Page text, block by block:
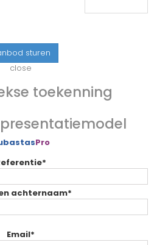
sturen
close
toekenning
Pro
achternaam*
Email*